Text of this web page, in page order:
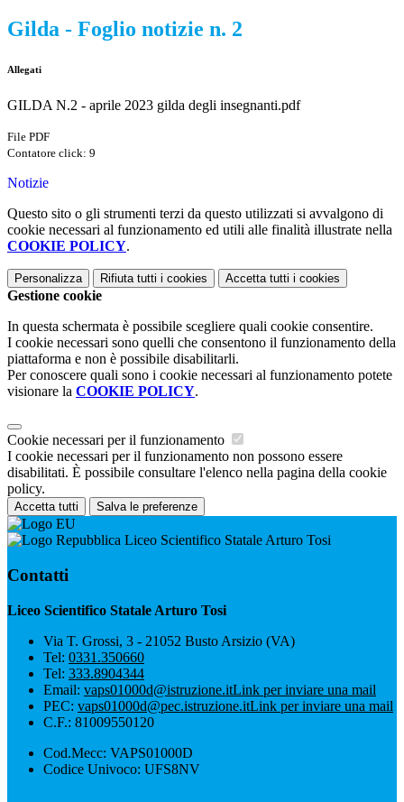
Gilda - Foglio notizie n. 2
Allegati
GILDA N.2 - aprile 2023 gilda degli insegnanti.pdf
File PDF
Contatore click: 9
Notizie
Questo sito o gli strumenti terzi da questo utilizzati si avvalgono di
cookie necessari al funzionamento ed utili alle finalità illustrate nella
COOKIE POLICY.
Personalizza Rifiuta tutti i cookies Accetta tutti i cookies
Gestione cookie
In questa schermata è possibile scegliere quali cookie consentire.
I cookie necessari sono quelli che consentono il funzionamento della
piattaforma e non è possibile disabilitarli.
Per conoscere quali sono i cookie necessari al funzionamento potete
visionare la COOKIE POLICY.
Cookie necessari per il funzionamento
I cookie necessari per il funzionamento non possono essere
disabilitati. È possibile consultare l'elenco nella pagina della cookie
policy.
Accetta tutti Salva le preferenze
Liceo Scientifico Statale Arturo Tosi
Contatti
Liceo Scientifico Statale Arturo Tosi
Via T. Grossi, 3 - 21052 Busto Arsizio (VA)
Tel: 0331.350660
Tel: 333.8904344
Email: vaps01000d@istruzione.itLink per inviare una mail
PEC: vaps01000d@pec.istruzione.itLink per inviare una mail
C.F.: 81009550120
Cod.Mecc: VAPS01000D
Codice Univoco: UFS8NV